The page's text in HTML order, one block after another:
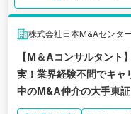
株式会社日本M&Aセンター
【M＆Aコンサルタント
実！業界経験不問でキャ
中のM&A仲介の大手東